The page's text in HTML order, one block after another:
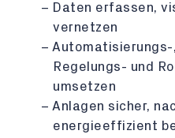
Daten erfassen,
vernetzen
Automatisierungs-
Regelungs- und
umsetzen
Anlagen sicher,
energieeffizient